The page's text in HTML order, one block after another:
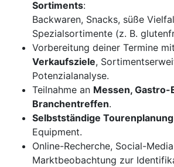
Sortiments:
Backwaren, Snacks, süße
Spezialsortimente (z. B.
Vorbereitung deiner Termine
Verkaufsziele,
Potenzialanalyse.
Teilnahme an Messen, Gastro-
Branchentreffen.
Selbstständige Tourenplanung
Equipment.
Online-Recherche, Social-
Marktbeobachtung zur